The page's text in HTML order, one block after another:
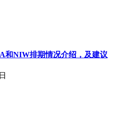
和NIW排期情况介绍，及建议